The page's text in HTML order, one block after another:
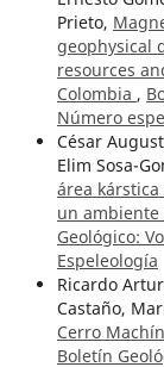
Prieto,
geophysical
resources
Colombia ,
Número
César
Elim Sosa-
área
un ambiente
Geológico:
Espeleología
Ricardo
Castaño,
Cerro
Boletín